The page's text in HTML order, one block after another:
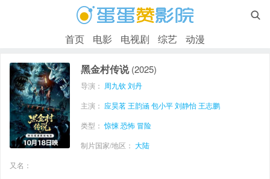

首页 电影 电视剧 综艺 动漫
黑金村传说 (2025)
导演： 周九钦刘丹
主演： 应昊茗 王韵涵包小平刘静怡 王志鹏
类型：惊悚恐怖 冒险
制片国家/地区： 大陆
又名：